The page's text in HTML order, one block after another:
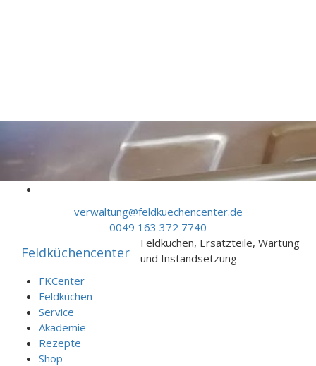
verwaltung@feldkuechencenter.de
0049 163 372 7740
Feldküchencenter
Feldküchen, Ersatzteile, Wartung
und Instandsetzung
FKCenter
Feldküchen
Service
Akademie
Rezepte
Shop